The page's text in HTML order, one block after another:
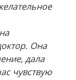
Она
дала
чувствую